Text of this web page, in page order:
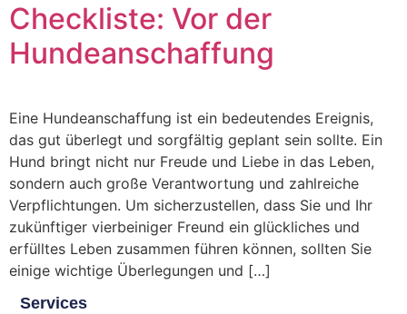
Checkliste: Vor der
Hundeanschaffung
Eine Hundeanschaffung ist ein bedeutendes Ereignis,
das gut überlegt und sorgfältig geplant sein sollte. Ein
Hund bringt nicht nur Freude und Liebe in das Leben,
sondern auch große Verantwortung und zahlreiche
Verpflichtungen. Um sicherzustellen, dass Sie und Ihr
zukünftiger vierbeiniger Freund ein glückliches und
erfülltes Leben zusammen führen können, sollten Sie
einige wichtige Überlegungen und […]
Services